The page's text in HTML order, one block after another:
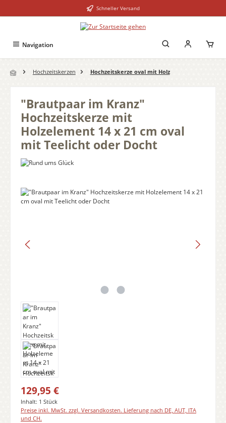
Schneller Versand
Navigation
Hochzeitskerzen Hochzeitskerze oval mit Holz
"Brautpaar im Kranz"
Hochzeitskerze mit
Holzelement 14 x 21 cm oval
mit Teelicht oder Docht
Bildergalerie überspringen
Regulärer Preis:
129,95 €
Inhalt: 1 Stück
Preise inkl. MwSt. zzgl. Versandkosten. Lieferung nach DE, AUT, ITA
und CH.